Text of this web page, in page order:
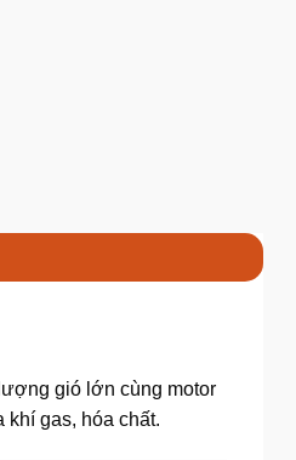
gió lớn cùng motor
gas, hóa chất.